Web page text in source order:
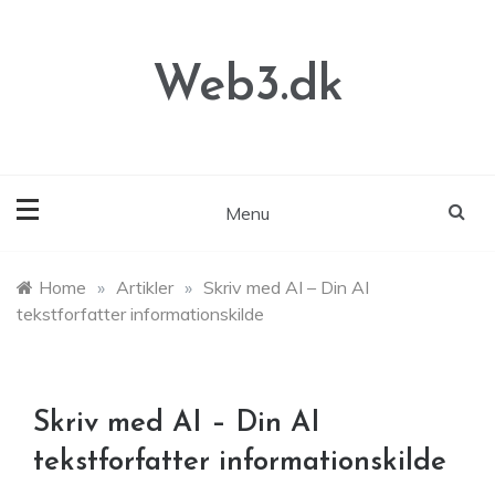
Web3.dk
Menu
Home » Artikler » Skriv med AI – Din AI
tekstforfatter informationskilde
Skriv med AI – Din AI
tekstforfatter informationskilde